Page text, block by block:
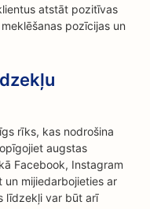
atstāt pozitīvas
pozīcijas un
rīks, kas nodrošina
augstas
Facebook, Instagram
un mijiedarbojieties ar
līdzekļi var būt arī